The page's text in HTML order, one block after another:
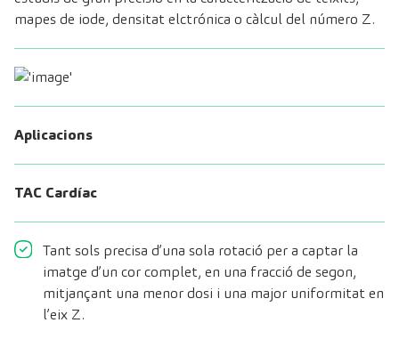
mapes de iode, densitat elctrónica o càlcul del número Z.
Aplicacions
⁠TAC Cardíac
Tant sols precisa d’una sola rotació per a captar la
imatge d’un cor complet, en una fracció de segon,
mitjançant una menor dosi i una major uniformitat en
l’eix Z.